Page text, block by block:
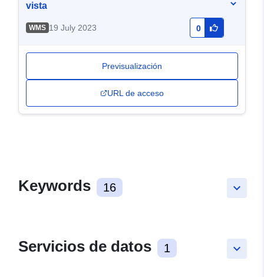
vista
WMS 19 July 2023 0
Previsualización
URL de acceso
keyboard_arrow_down
Keywords 16
keyboard_arrow_down
Servicios de datos 1